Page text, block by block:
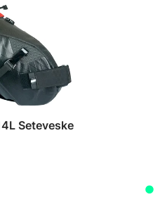
Seteveske